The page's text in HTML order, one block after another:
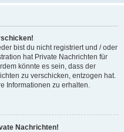
bist du nicht registriert und / oder
hat Private Nachrichten für
könnte es sein, dass der
zu verschicken, entzogen hat.
Informationen zu erhalten.
Nachrichten!